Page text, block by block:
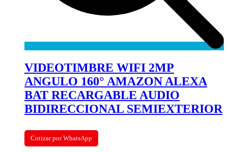
VIDEOTIMBRE WIFI 2MP
ANGULO 160° AMAZON ALEXA
BAT RECARGABLE AUDIO
BIDIRECCIONAL SEMIEXTERIOR
Cotizar por WhatsApp